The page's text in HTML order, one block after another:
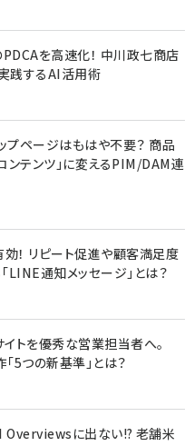
を高速化！ 中川政七商店
践するAI活用術
プページはもはや不要？ 商品
ンテンツ」に変えるPIM/DAM連
！ リピート促進や顧客満足度
LINE通知メッセージ」とは？
トを優秀な営業担当者へ。
5つの新基準」とは？
Overviewsに出ない!? 老舗米